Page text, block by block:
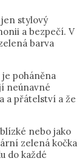
stylový
a bezpečí. V
barva
poháněna
neúnavné
a přátelství a že
nebo jako
zelená kočka
do každé